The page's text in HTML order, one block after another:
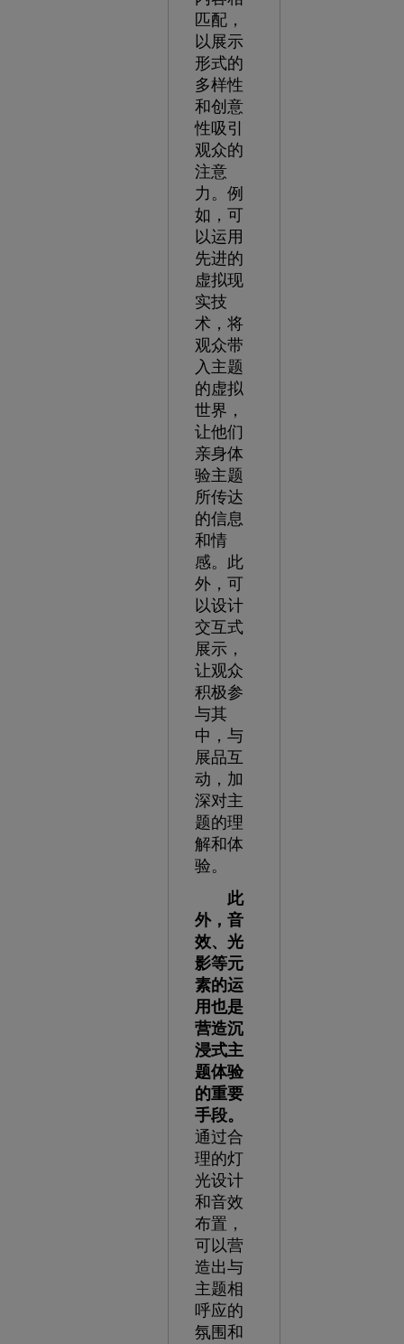
匹配，
以展示
形式的
多样性
和创意
性吸引
观众的
注意
力。例
如，可
以运用
先进的
虚拟现
实技
术，将
观众带
入主题
的虚拟
世界，
让他们
亲身体
验主题
所传达
的信息
和情
感。此
外，可
以设计
交互式
展示，
让观众
积极参
与其
中，与
展品互
动，加
深对主
题的理
解和体
验。
此
外，音
效、光
影等元
素的运
用也是
营造沉
浸式主
题体验
的重要
手段。
通过合
理的灯
光设计
和音效
布置，
可以营
造出与
主题相
呼应的
氛围和